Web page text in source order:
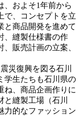
およそ1年前から
で、コンセプトを立
と商品開発を進めて
、縫製仕様書の作
販売計画の立案、
災復興を図る石川
学生たちも石川県の
ね、商品企画作りに
縫製工場（石川
力的なファッション